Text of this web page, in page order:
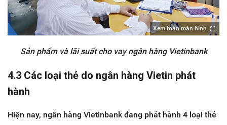
Xem toàn màn hình
Sản phẩm và lãi suất cho vay ngân hàng Vietinbank
4.3 Các loại thẻ do ngân hàng Vietin phát
hành
Hiện nay, ngân hàng Vietinbank đang phát hành 4 loại thẻ